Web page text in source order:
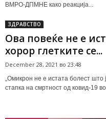
ВМРО-ДПМНЕ како реакција...
ЗДРАВСТВО
Ова повеќе не е
хорор глетките се...
December 28, 2021 во 23:48
„Омикрон не е истата болест
стапка на смртност од ковид-19